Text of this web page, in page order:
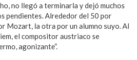
no llegó a terminarla y dejó muchos
pendientes. Alrededor del 50 por
Mozart, la otra por un alumno suyo. Al
el compositor austriaco se
agonizante”.